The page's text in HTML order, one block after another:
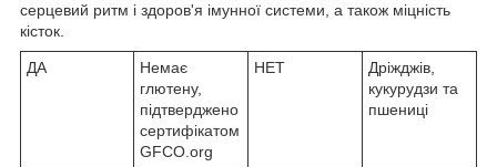
серцевий ритм і здоров'я імунної системи, а також міцність
кісток.
ДА
Немає
глютену,
підтверджено
сертифікатом
GFCO.org
НЕТ
Дріжджів,
кукурудзи та
пшениці